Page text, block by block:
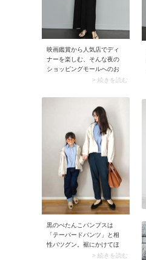
映画鑑賞から人気店でディ
ナーを楽しむ、そんな夜の
ショッピングモールへのお
出かけなら、コーデはきれ
る可能性もありそうなの
で、長袖シャツなどで肌の
露出が控えめなコーデに仕
上げると安心です。白の長
袖シアーシャツに黒ロング
タイトスカートを合わせれ
ば、ディナー向きのスタイ
ルに。
> 続きを読む
黒のぺたんこパンプスは
「テーパードパンツ」と相
性バツグン。裾にかけてほ
っそりとしたパンツがクリ
> 続きを読む